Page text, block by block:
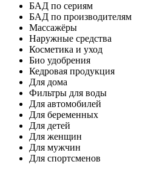
БАД по сериям
БАД по производителям
Массажёры
Наружные средства
Косметика и уход
Био удобрения
Кедровая продукция
Для дома
Фильтры для воды
Для автомобилей
Для беременных
Для детей
Для женщин
Для мужчин
Для спортсменов